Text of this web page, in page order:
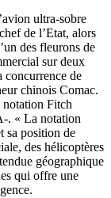
ultra-sobre
de l’Etat, alors
des fleurons de
sur deux
concurrence de
chinois Comac.
notation Fitch
. « La notation
sa position de
des hélicoptères
géographique
qui offre une